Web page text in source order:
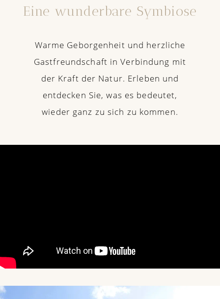
Eine wunderbare Symbiose
Warme Geborgenheit und herzliche
Gastfreundschaft in Verbindung mit
der Kraft der Natur. Erleben und
entdecken Sie, was es bedeutet,
wieder ganz zu sich zu kommen.